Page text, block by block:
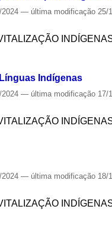
2024— última modificação 25/
Indígenas
2024— última modificação 17/
2024— última modificação 18/